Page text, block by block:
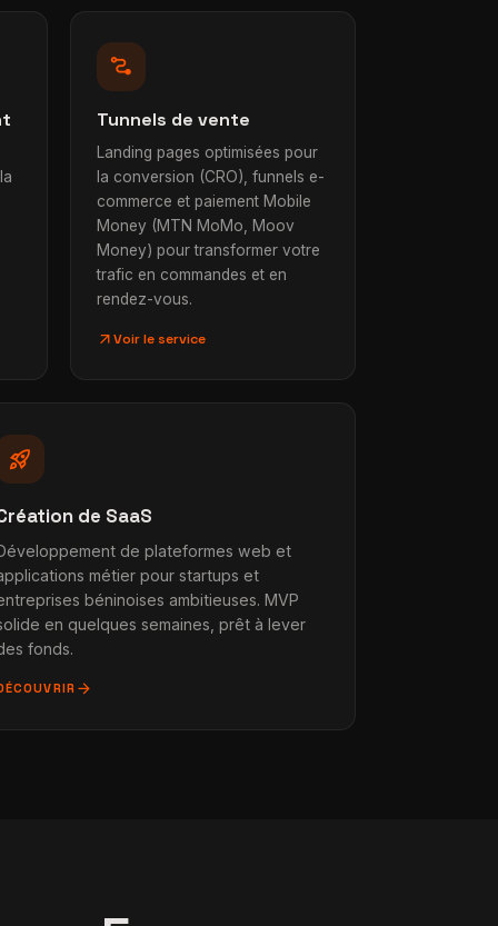
conversion_path
Tunnels de vente
Landing pages optimisées pour
la conversion (CRO), funnels e-
commerce et paiement Mobile
Money (MTN MoMo, Moov
Money) pour transformer votre
trafic en commandes et en
rendez-vous.
arrow_outwardVoir le service
rocket_launch
de SaaS
de plateformes web et
métier pour startups et
béninoises ambitieuses. MVP
en quelques semaines, prêt à lever
fonds.
arrow_forward